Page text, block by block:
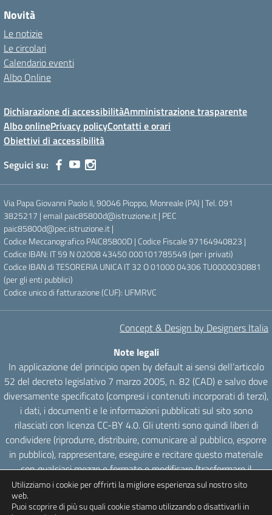
Novità
Le notizie
Le circolari
Calendario eventi
Albo Online
Dichiarazione di accessibilitàAmministrazione trasparente
Albo onlinePrivacy policyContatti e orari
Obiettivi di accessibilità
Seguici su:
Via Papa Giovanni Paolo II, 90046 Pioppo, Monreale (PA) | Tel. 091
3825217 | email paic85800d@istruzione.it | PEC
paic85800d@pec.istruzione.it |
Codice Meccanografico PAIC85800D | Codice Fiscale 97164940823 |
Codice IBAN: IT 59 N 02008 43450 000101785549 (per i privati)
Codice IBAN di TESORERIA UNICA IT 32 O 01000 04306 TU0000030881
(per gli enti pubblici)
Codice unico di fatturazione (CUF): UFMRVC
Concept & Design by Designers Italia
Note legali
In applicazione del principio open by default ai sensi dell’articolo
52 del decreto legislativo 7 marzo 2005, n. 82 (CAD) e salvo dove
diversamente specificato (compresi i contenuti incorporati di terzi),
i dati, i documenti e le informazioni pubblicati sul sito sono
rilasciati con licenza CC-BY 4.0. Gli utenti sono quindi liberi di
condividere (riprodurre, distribuire, comunicare al pubblico, esporre
in pubblico), rappresentare, eseguire e recitare questo materiale
con qualsiasi mezzo e formato e modificare (trasformare il
materiale e utilizzarlo per opere derivate) per qualsiasi fine, anche
commerciale con il solo onere di attribuzione, senza apporre
Utilizziamo i cookie per offrirti la migliore esperienza sul nostro sito
web.
Puoi scoprire di più su quali cookie stiamo utilizzando o disattivarli in